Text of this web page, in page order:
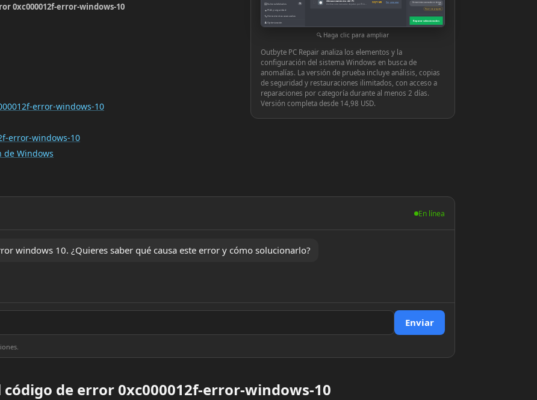
0xc000012f-error-windows-10
error-windows-10
error-windows-10
Windows
▤Vulnerabilidades 10
● PUA y seguridad
🔧Herramientas avanzadas
♟Optimización
◉ Archivos innecesarios dejados por Windows o las aplicaciones
939,71 MB Ver y reparar Herramientas avanzadas en tiempo
real
Hacer una pregunta
Reparar seleccionados
Haga clic para ampliar
Outbyte PC Repair analiza los elementos y la
configuración del sistema Windows en busca de
anomalías. La versión de prueba incluye análisis, copias
de seguridad y restauraciones ilimitados, con acceso a
reparaciones por categoría durante al menos 2 días.
Versión completa desde 14,98 USD.
En línea
windows 10. ¿Quieres saber qué causa este error y cómo solucionarlo?
Enviar
de error 0xc000012f-error-windows-10